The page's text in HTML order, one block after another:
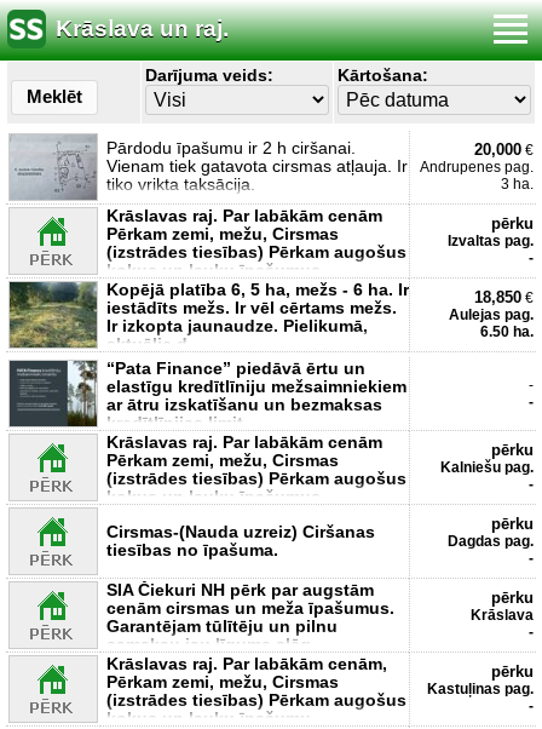
Krāslava un raj.
Meklēt
Darījuma veids: Kārtošana:
Pārdodu īpašumu ir 2 h ciršanai.
Vienam tiek gatavota cirsmas atļauja. Ir
tiko vrikta taksācija.
20,000 €
Andrupenes pag.
3 ha.
Krāslavas raj. Par labākām cenām
Pērkam zemi, mežu, Cirsmas
(izstrādes tiesības) Pērkam augošus
kokus un lauku īpašumus
pērku
Izvaltas pag.
-
Kopējā platība 6, 5 ha, mežs - 6 ha. Ir
iestādīts mežs. Ir vēl cērtams mežs.
Ir izkopta jaunaudze. Pielikumā,
aktuālie d
18,850 €
Aulejas pag.
6.50 ha.
“Pata Finance” piedāvā ērtu un
elastīgu kredītlīniju mežsaimniekiem
ar ātru izskatīšanu un bezmaksas
kredītlīnijas limit
-
-
Krāslavas raj. Par labākām cenām
Pērkam zemi, mežu, Cirsmas
(izstrādes tiesības) Pērkam augošus
kokus un lauku īpašumus
pērku
Kalniešu pag.
-
Cirsmas-(Nauda uzreiz) Ciršanas
tiesības no īpašuma.
pērku
Dagdas pag.
-
SIA Čiekuri NH pērk par augstām
cenām cirsmas un meža īpašumus.
Garantējam tūlītēju un pilnu
samaksu jau līguma slēg
pērku
Krāslava
-
Krāslavas raj. Par labākām cenām,
Pērkam zemi, mežu, Cirsmas
(izstrādes tiesības) Pērkam augošus
kokus un lauku īpašumu
pērku
Kastuļinas pag.
-